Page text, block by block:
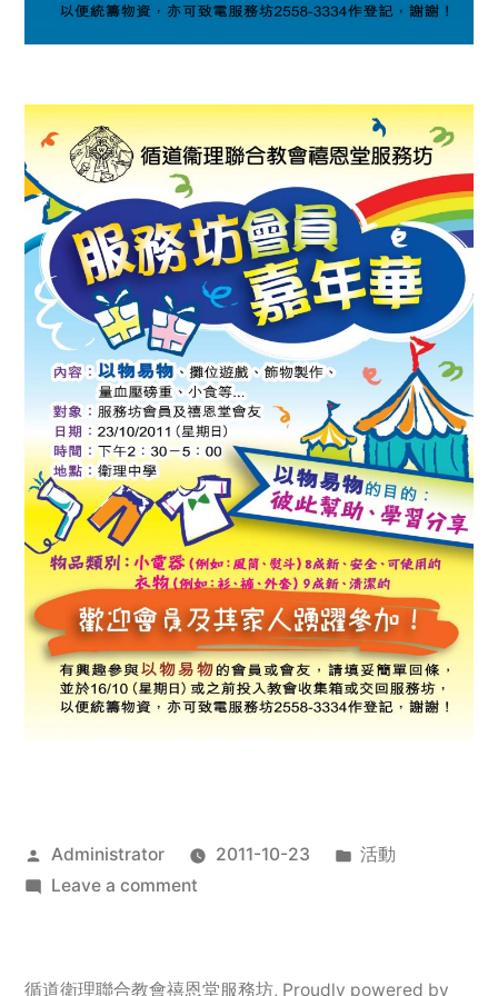
Posted
by
Administrator 2011-10-23
Posted
活動
Leave a commenton
服
循道衛理聯合教會禧恩堂服務坊, Proudly powered by